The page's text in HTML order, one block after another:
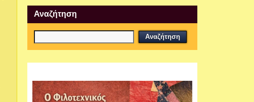
Αναζήτηση